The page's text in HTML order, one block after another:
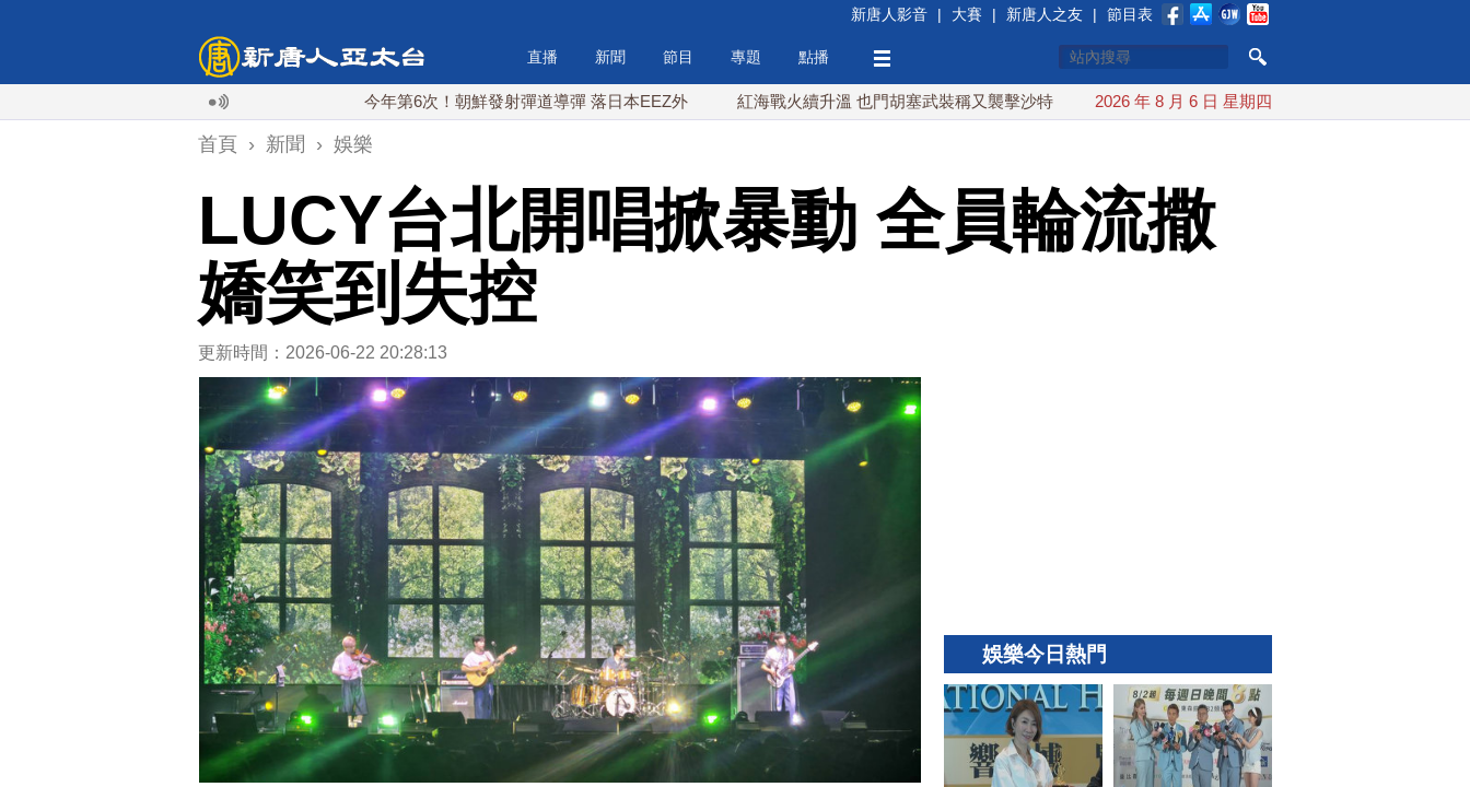
新唐人影音 | 大賽 | 新唐人之友 | 節目表
直播 新聞 節目 專題 點播
今年第6次！朝鮮發射彈道導彈 落日本EEZ外 紅海戰火續升溫 也門胡塞武裝稱又襲擊沙特油輪 台灣漢光演習 賴清德搭裝甲車進駐衡山指揮所
2026 年 8 月 6 日 星期四
首頁 › 新聞 › 娛樂
LUCY台北開唱掀暴動 全員輪流撒
嬌笑到失控
更新時間：2026-06-22 20:28:13
娛樂今日熱門